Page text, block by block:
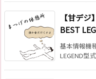
【甘デ
BEST
基本情報機
LEGEND型